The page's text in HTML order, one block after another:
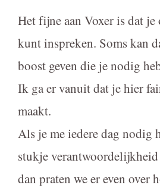
Het fijne aan Voxer is dat
kunt inspreken. Soms kan
boost geven die je nodig
Ik ga er vanuit dat je hier
maakt.
Als je me iedere dag nodig
stukje
dan praten we er even over